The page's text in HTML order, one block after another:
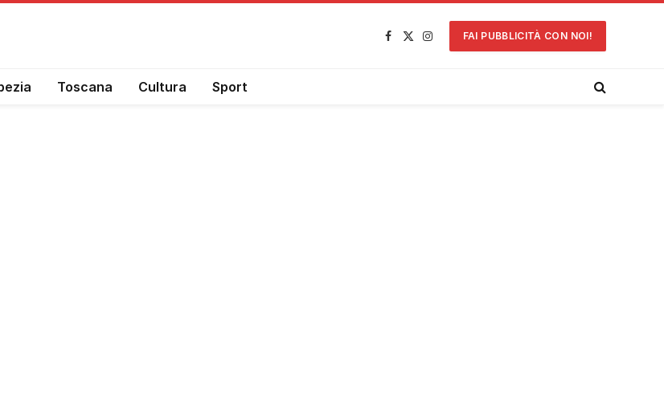
Facebook
X
Instagram
FAI PUBBLICITÀ CON NOI!
Toscana Cultura Sport